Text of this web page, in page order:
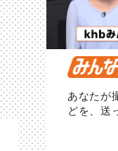
あなたが
どを、送